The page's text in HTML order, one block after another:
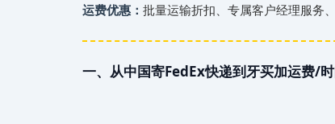
运费优惠： 批量运输折扣、专属客户经理服务
一、从中国寄FedEx快递到‌‌‌牙买加运费/